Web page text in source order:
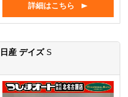
詳細はこちら
日産 デイズS